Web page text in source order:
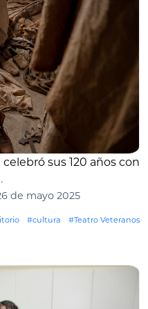
sus 120 años con
.
de mayo 2025
#cultura
#Teatro Veteranos